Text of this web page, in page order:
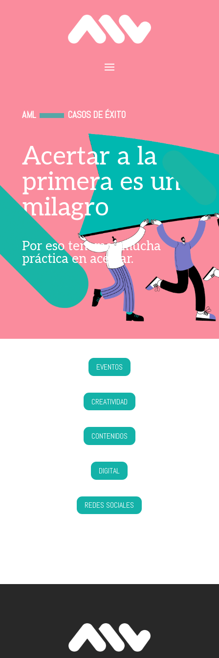
AML CASOS DE ÉXITO
Acertar a la
primera es un
milagro
Por eso tenemos mucha
práctica en acertar.
EVENTOS
CREATIVIDAD
CONTENIDOS
DIGITAL
REDES SOCIALES